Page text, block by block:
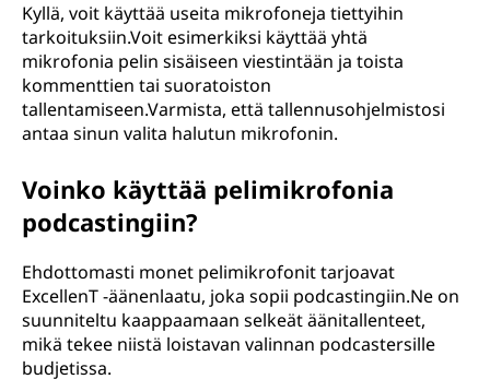
Kyllä, voit käyttää useita mikrofoneja tiettyihin
tarkoituksiin.Voit esimerkiksi käyttää yhtä
mikrofonia pelin sisäiseen viestintään ja toista
kommenttien tai suoratoiston
tallentamiseen.Varmista, että tallennusohjelmistosi
antaa sinun valita halutun mikrofonin.
Voinko käyttää pelimikrofonia
podcastingiin?
Ehdottomasti monet pelimikrofonit tarjoavat
ExcellenT -äänenlaatu, joka sopii podcastingiin.Ne on
suunniteltu kaappaamaan selkeät äänitallenteet,
mikä tekee niistä loistavan valinnan podcastersille
budjetissa.